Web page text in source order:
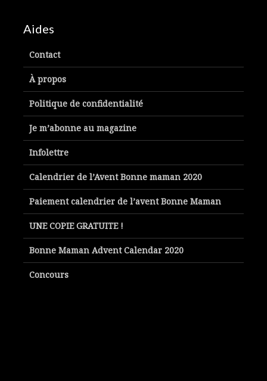
Aides
Contact
À propos
Politique de confidentialité
Je m’abonne au magazine
Infolettre
Calendrier de l’Avent Bonne maman 2020
Paiement calendrier de l’avent Bonne Maman
UNE COPIE GRATUITE !
Bonne Maman Advent Calendar 2020
Concours